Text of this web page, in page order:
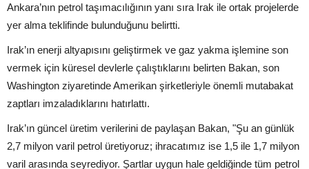
Ankara’nın petrol taşımacılığının yanı sıra Irak ile ortak projelerde
yer alma teklifinde bulunduğunu belirtti.
Irak’ın enerji altyapısını geliştirmek ve gaz yakma işlemine son
vermek için küresel devlerle çalıştıklarını belirten Bakan, son
Washington ziyaretinde Amerikan şirketleriyle önemli mutabakat
zaptları imzaladıklarını hatırlattı.
Irak’ın güncel üretim verilerini de paylaşan Bakan, "Şu an günlük
2,7 milyon varil petrol üretiyoruz; ihracatımız ise 1,5 ile 1,7 milyon
varil arasında seyrediyor. Şartlar uygun hale geldiğinde tüm petrol